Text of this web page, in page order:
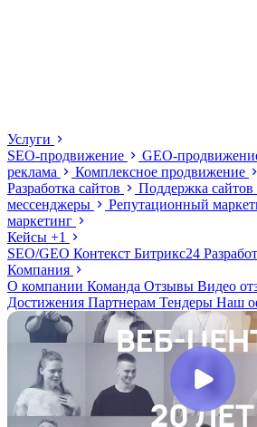
Услуги
SEO-продвижение
GEO-
реклама
Комплексное продвижение
Разработка сайтов
Поддержка сайтов
мессенджеры
Репутационный
маркетинг
Кейсы +1
SEO/GEO Контекст Битрикс24
Компания
О компании Команда Отзывы Видео
Достижения Партнерам Тендеры Наш